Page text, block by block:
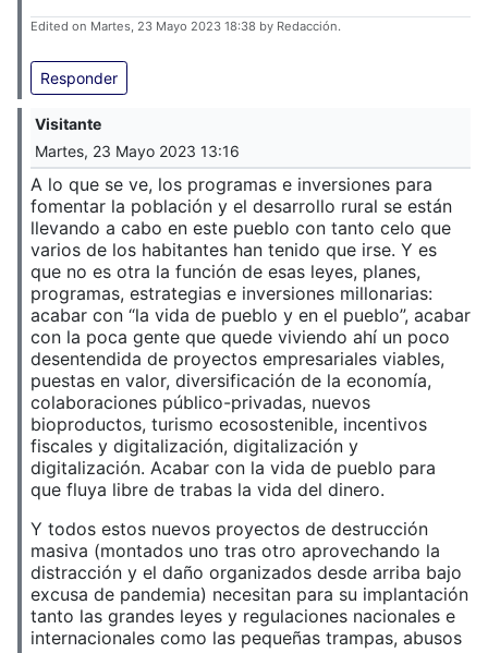
Edited on Martes, 23 Mayo 2023 18:38 by Redacción.
Responder
Visitante
Martes, 23 Mayo 2023 13:16
A lo que se ve, los programas e inversiones para
fomentar la población y el desarrollo rural se están
llevando a cabo en este pueblo con tanto celo que
varios de los habitantes han tenido que irse. Y es
que no es otra la función de esas leyes, planes,
programas, estrategias e inversiones millonarias:
acabar con “la vida de pueblo y en el pueblo”, acabar
con la poca gente que quede viviendo ahí un poco
desentendida de proyectos empresariales viables,
puestas en valor, diversificación de la economía,
colaboraciones público-privadas, nuevos
bioproductos, turismo ecosostenible, incentivos
fiscales y digitalización, digitalización y
digitalización. Acabar con la vida de pueblo para
que fluya libre de trabas la vida del dinero.
Y todos estos nuevos proyectos de destrucción
masiva (montados uno tras otro aprovechando la
distracción y el daño organizados desde arriba bajo
excusa de pandemia) necesitan para su implantación
tanto las grandes leyes y regulaciones nacionales e
internacionales como las pequeñas trampas, abusos